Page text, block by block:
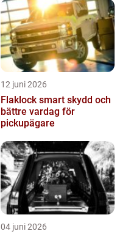
12 juni 2026
Flaklock smart skydd och
bättre vardag för
pickupägare
04 juni 2026